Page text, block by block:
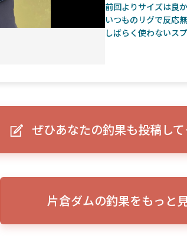
前回よりサイズは良
いつものリグで反応
しばらく使わないス
ぜひあなたの釣果も投稿して
片倉ダムの釣果をもっと
ELowrance EAGLE 7/9インチ トリプルショ